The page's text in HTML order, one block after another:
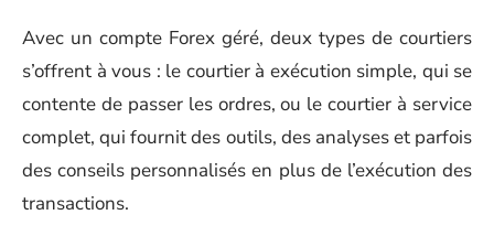
Avec un compte Forex géré, deux types de courtiers
s’offrent à vous : le courtier à exécution simple, qui se
contente de passer les ordres, ou le courtier à service
complet, qui fournit des outils, des analyses et parfois
des conseils personnalisés en plus de l’exécution des
transactions.